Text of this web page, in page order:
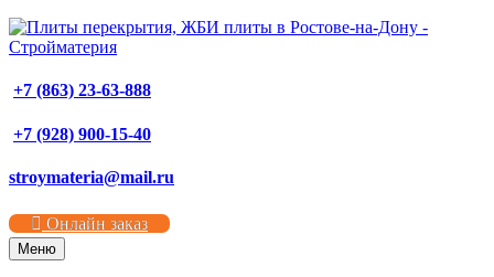
+7 (863) 23-63-888
+7 (928) 900-15-40
stroymateria@mail.ru
Онлайн заказ
Меню